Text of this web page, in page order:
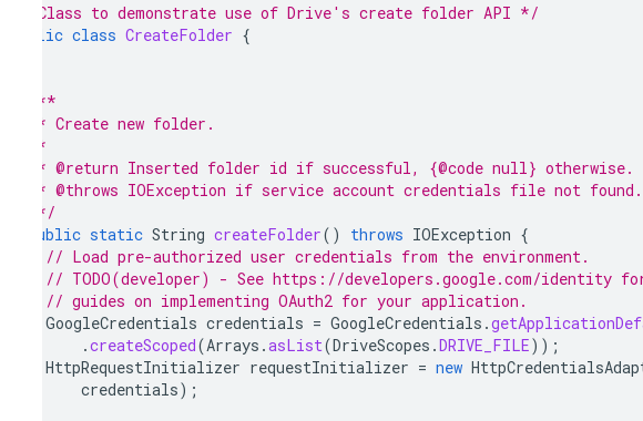
/* Class to demonstrate use of Drive's create folder API */
public class CreateFolder {
/**
   * Create new folder.
   *
   * @return Inserted folder id if successful, {@code null} otherwise.
   * @throws IOException if service account credentials file not found.
   */
public static String createFolder() throws IOException {
// Load pre-authorized user credentials from the environment.
// TODO(developer) - See https://developers.google.com/identity
// guides on implementing OAuth2 for your application.
GoogleCredentials credentials = GoogleCredentials .
.createScoped(Arrays .asList(DriveScopes .DRIVE_FILE));
HttpRequestInitializer requestInitializer = new
credentials);